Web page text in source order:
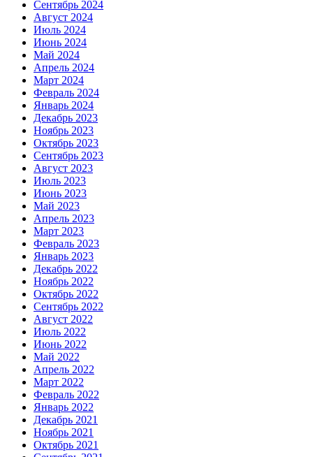
Сентябрь 2024
Август 2024
Июль 2024
Июнь 2024
Май 2024
Апрель 2024
Март 2024
Февраль 2024
Январь 2024
Декабрь 2023
Ноябрь 2023
Октябрь 2023
Сентябрь 2023
Август 2023
Июль 2023
Июнь 2023
Май 2023
Апрель 2023
Март 2023
Февраль 2023
Январь 2023
Декабрь 2022
Ноябрь 2022
Октябрь 2022
Сентябрь 2022
Август 2022
Июль 2022
Июнь 2022
Май 2022
Апрель 2022
Март 2022
Февраль 2022
Январь 2022
Декабрь 2021
Ноябрь 2021
Октябрь 2021